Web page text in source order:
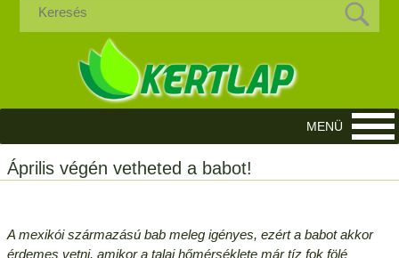
Április végén vetheted a babot!
A mexikói származású bab meleg igényes, ezért a babot akkor
érdemes vetni, amikor a talaj hőmérséklete már tíz fok fölé